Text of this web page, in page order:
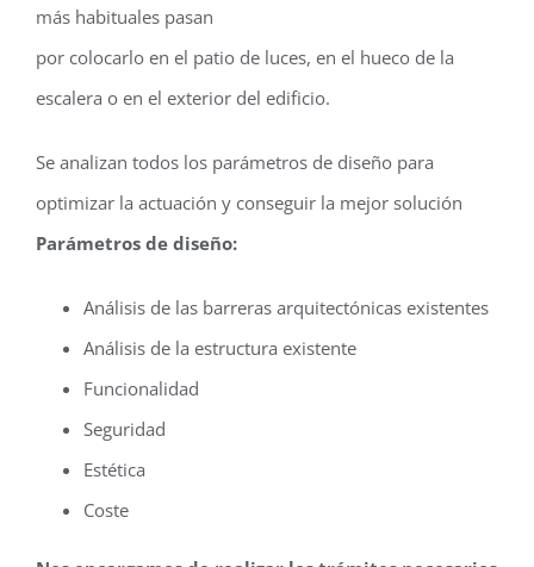
más habituales pasan
por colocarlo en el patio de luces, en el hueco de la
escalera o en el exterior del edificio.
Se analizan todos los parámetros de diseño para
optimizar la actuación y conseguir la mejor solución
Parámetros de diseño:
Análisis de las barreras arquitectónicas existentes
Análisis de la estructura existente
Funcionalidad
Seguridad
Estética
Coste